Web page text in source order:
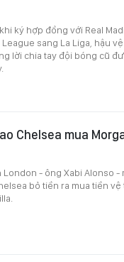
ký hợp đồng với Real
sang La Liga, hậu
lời chia tay đội bóng cũ
Chelsea mua
London - ông Xabi Alonso
bỏ tiền ra mua tiền